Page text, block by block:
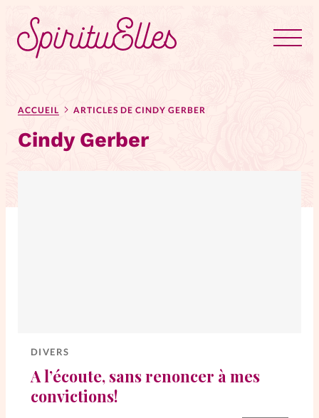
Tous les articles
Actus
Actus au féminin
Astuces
Entre4yeux
L'anecdote
ACCUEIL ARTICLES DE CINDY GERBER
Cindy Gerber
DIVERS
A l’écoute, sans renoncer à mes
convictions!